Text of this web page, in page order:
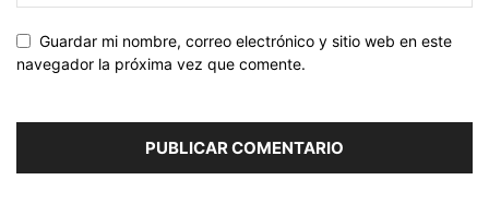
Guardar mi nombre, correo electrónico y sitio web en este
navegador la próxima vez que comente.